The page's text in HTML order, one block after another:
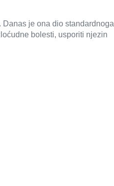
je ona dio standardnoga
bolesti, usporiti njezin